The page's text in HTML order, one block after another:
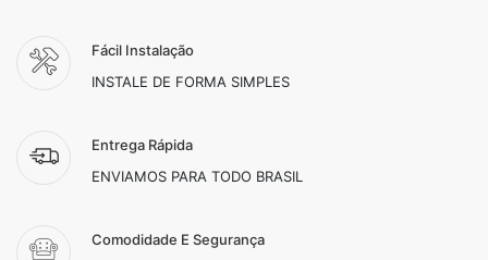
Fácil Instalação
INSTALE DE FORMA SIMPLES
Entrega Rápida
ENVIAMOS PARA TODO BRASIL
Comodidade E Segurança